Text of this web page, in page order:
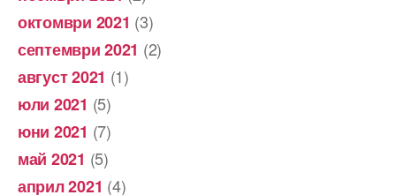
октомври 2021 (3)
септември 2021 (2)
август 2021 (1)
юли 2021 (5)
юни 2021 (7)
май 2021 (5)
април 2021 (4)